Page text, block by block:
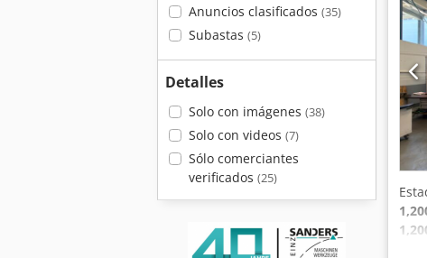
Anuncios clasificados (35)
Subastas (5)
Detalles
Solo con imágenes (38)
Solo con videos (7)
Sólo comerciantes
verificados (25)